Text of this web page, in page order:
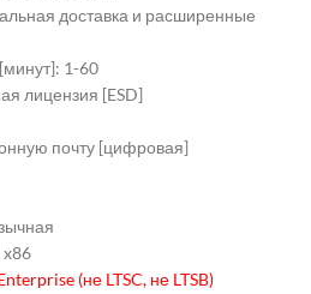
доставка и расширенные
1-60
лицензия [ESD]
почту [цифровая]
x86
(не LTSC, не LTSB)